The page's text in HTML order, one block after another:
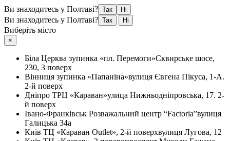
Ви знаходитесь у Полтаві? Так Ні
Ви знаходитесь у Полтаві? Так Ні
Виберіть місто
×
Біла Церква зупинка «пл. Перемоги»Сквирське шосе,
230, 3 поверх
Вінниця зупинка «Папаніна»вулиця Євгена Пікуса, 1-А.
2-й поверх
Дніпро ТРЦ «Караван»улица Нижньодніпровська, 17. 2-
й поверх
Івано-Франківськ Розважальний центр “Factoria”вулиця
Галицька 34а
Київ ТЦ «Караван Outlet», 2-й поверхвулиця Лугова, 12